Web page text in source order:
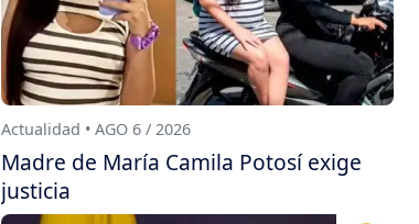
Actualidad • AGO 6 / 2026
Madre de María Camila Potosí exige
justicia